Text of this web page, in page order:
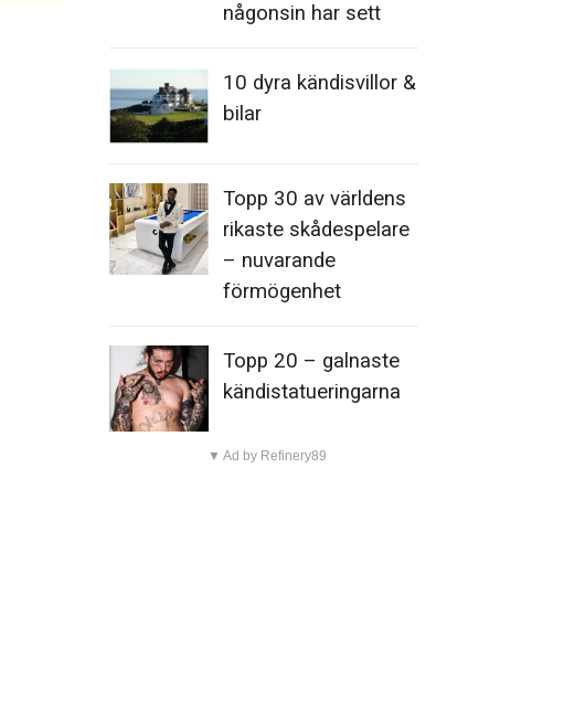
någonsin har sett
10 dyra kändisvillor &
bilar
Topp 30 av världens
rikaste skådespelare
– nuvarande
förmögenhet
Topp 20 – galnaste
kändistatueringarna
▼ Ad by Refinery89